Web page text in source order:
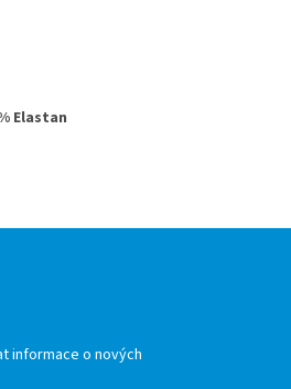
Elastan
informace o nových